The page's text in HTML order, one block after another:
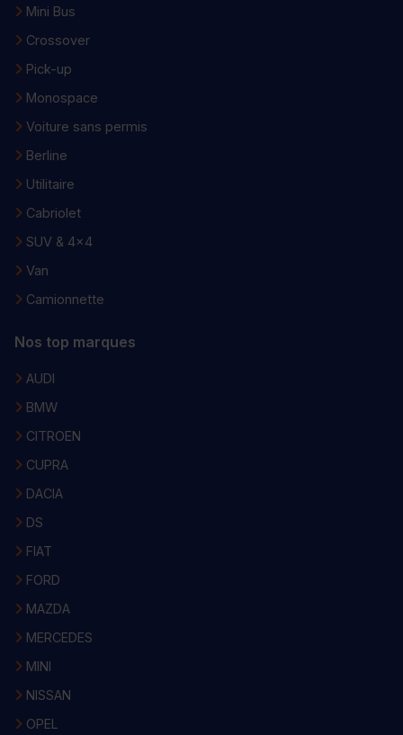
Mini Bus
Crossover
Pick-up
Monospace
Voiture sans permis
Berline
Utilitaire
Cabriolet
SUV & 4x4
Van
Camionnette
Nos top marques
AUDI
BMW
CITROEN
CUPRA
DACIA
DS
FIAT
FORD
MAZDA
MERCEDES
MINI
NISSAN
OPEL